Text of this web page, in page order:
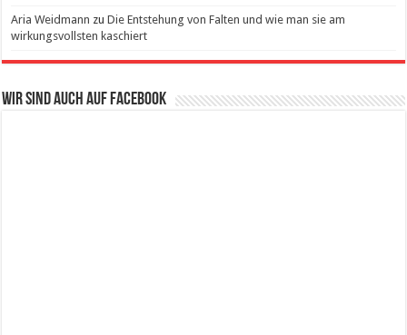
Aria Weidmann zuDie Entstehung von Falten und wie man sie am
wirkungsvollsten kaschiert
Wir sind auch auf Facebook